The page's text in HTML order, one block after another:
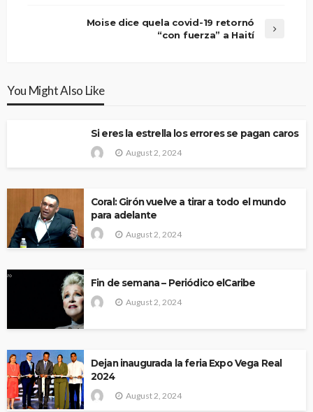
Moise dice quela covid-19 retornó
“con fuerza” a Haití
You Might Also Like
Si eres la estrella los errores se pagan caros
August 2, 2024
Coral: Girón vuelve a tirar a todo el mundo
para adelante
August 2, 2024
Fin de semana – Periódico elCaribe
August 2, 2024
Dejan inaugurada la feria Expo Vega Real
2024
August 2, 2024